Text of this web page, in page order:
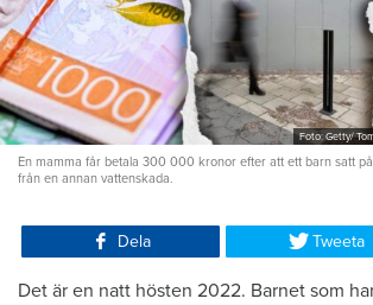
Foto: Getty/
En mamma får betala 300 000 kronor efter att ett barn satt
från en annan vattenskada.
Dela Tweeta
Det är en natt hösten 2022. Barnet som